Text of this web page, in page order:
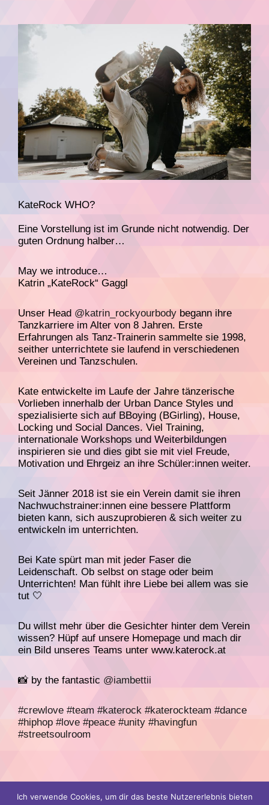
KateRock WHO?
Eine Vorstellung ist im Grunde nicht notwendig. Der
guten Ordnung halber…
May we introduce…
Katrin „KateRock“ Gaggl
Unser Head @katrin_rockyourbody begann ihre
Tanzkarriere im Alter von 8 Jahren. Erste
Erfahrungen als Tanz-Trainerin sammelte sie 1998,
seither unterrichtete sie laufend in verschiedenen
Vereinen und Tanzschulen.
Kate entwickelte im Laufe der Jahre tänzerische
Vorlieben innerhalb der Urban Dance Styles und
spezialisierte sich auf BBoying (BGirling), House,
Locking und Social Dances. Viel Training,
internationale Workshops und Weiterbildungen
inspirieren sie und dies gibt sie mit viel Freude,
Motivation und Ehrgeiz an ihre Schüler:innen weiter.
Seit Jänner 2018 ist sie ein Verein damit sie ihren
Nachwuchstrainer:innen eine bessere Plattform
bieten kann, sich auszuprobieren & sich weiter zu
entwickeln im unterrichten.
Bei Kate spürt man mit jeder Faser die
Leidenschaft. Ob selbst on stage oder beim
Unterrichten! Man fühlt ihre Liebe bei allem was sie
tut 🤍
Du willst mehr über die Gesichter hinter dem Verein
wissen? Hüpf auf unsere Homepage und mach dir
ein Bild unseres Teams unter www.katerock.at
📸 by the fantastic @iambettii
#crewlove #team #katerock #katerockteam #dance
#hiphop #love #peace #unity #havingfun
#streetsoulroom
Ich verwende Cookies, um dir das beste Nutzererlebnis bieten